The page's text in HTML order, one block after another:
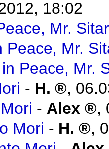
18:02
Mr. Sitar
Peace, Mr.
Peace, Mr.
- H. ,
- Alex ,
Mori - H. ,